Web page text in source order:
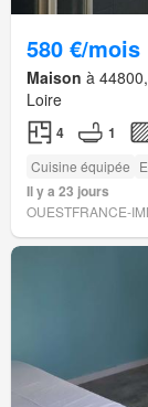
580 €/mois
Maison à
Loire
4 1
Cuisine équipée
Il y a 23 jours
OUESTFRANCE-